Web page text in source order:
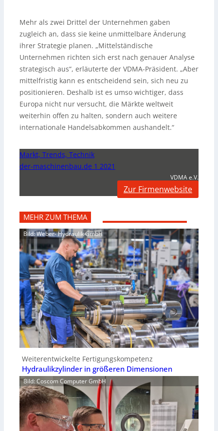
Mehr als zwei Drittel der Unternehmen gaben
zugleich an, dass sie keine unmittelbare Änderung
ihrer Strategie planen. „Mittelständische
Unternehmen richten sich erst nach genauer Analyse
strategisch aus“, erläuterte der VDMA-Präsident. „Aber
mittelfristig kann es entscheidend sein, sich neu zu
positionieren. Deshalb ist es umso wichtiger, dass
Europa nicht nur versucht, die Märkte weltweit
weiterhin offen zu halten, sondern auch weitere
internationale Handelsabkommen aushandelt.“
Markt, Trends, Technik
der-maschinenbau.de 1 2021
VDMA e.V.
Zur Firmenwebsite
MEHR ZUM THEMA
Bild: Weber- Hydraulik GmbH
Weiterentwickelte Fertigungskompetenz
Hydraulikzylinder in größeren Dimensionen
Bild: Coscom Computer GmbH